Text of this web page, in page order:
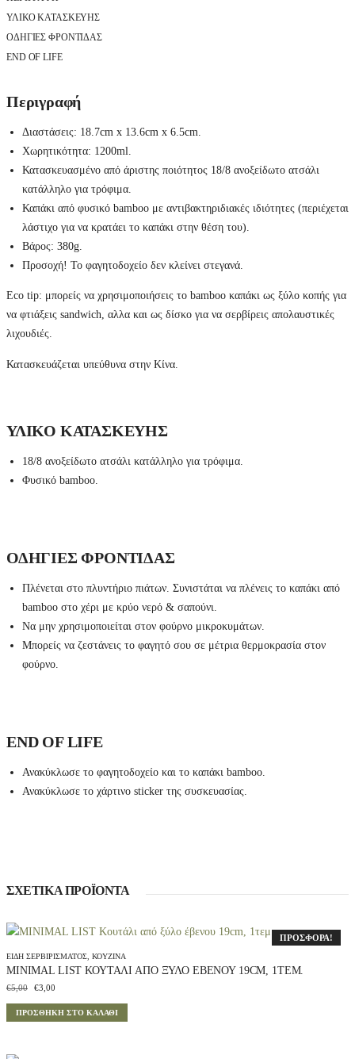
ΥΛΙΚΟ ΚΑΤΑΣΚΕΥΗΣ
ΟΔΗΓΙΕΣ ΦΡΟΝΤΙΔΑΣ
END OF LIFE
Περιγραφή
Διαστάσεις: 18.7cm x 13.6cm x 6.5cm.
Χωρητικότητα: 1200ml.
Κατασκευασμένο από άριστης ποιότητος 18/8 ανοξείδωτο ατσάλι
κατάλληλο για τρόφιμα.
Καπάκι από φυσικό bamboo με αντιβακτηριδιακές ιδιότητες (περιέχεται
λάστιχο για να κρατάει το καπάκι στην θέση του).
Βάρος: 380g.
Προσοχή! Το φαγητοδοχείο δεν κλείνει στεγανά.
Eco tip: μπορείς να χρησιμοποιήσεις το bamboo καπάκι ως ξύλο κοπής για
να φτιάξεις sandwich, αλλα και ως δίσκο για να σερβίρεις απολαυστικές
λιχουδιές.
Κατασκευάζεται υπεύθυνα στην Κίνα.
ΥΛΙΚΟ ΚΑΤΑΣΚΕΥΗΣ
18/8 ανοξείδωτο ατσάλι κατάλληλο για τρόφιμα.
Φυσικό bamboo.
ΟΔΗΓΙΕΣ ΦΡΟΝΤΙΔΑΣ
Πλένεται στο πλυντήριο πιάτων. Συνιστάται να πλένεις το καπάκι από
bamboo στο χέρι με κρύο νερό & σαπούνι.
Να μην χρησιμοποιείται στον φούρνο μικροκυμάτων.
Μπορείς να ζεστάνεις το φαγητό σου σε μέτρια θερμοκρασία στον
φούρνο.
END OF LIFE
Ανακύκλωσε το φαγητοδοχείο και το καπάκι bamboo.
Ανακύκλωσε το χάρτινο sticker της συσκευασίας.
ΣΧΕΤΙΚΆ ΠΡΟΪΌΝΤΑ
ΠΡΟΣΦΟΡΆ!
ΕΊΔΗ ΣΕΡΒΙΡΊΣΜΑΤΟΣ ΚΟΥΖΊΝΑ
MINIMAL LIST ΚΟΥΤΆΛΙ ΑΠΌ ΞΎΛΟ ΈΒΕΝΟΥ 19CM, 1ΤΕΜ.
€5,00
Original
was:
€3,00
τιμή
ΠΡΟΣΘΉΚΗ ΣΤΟ ΚΑΛΆΘΙ